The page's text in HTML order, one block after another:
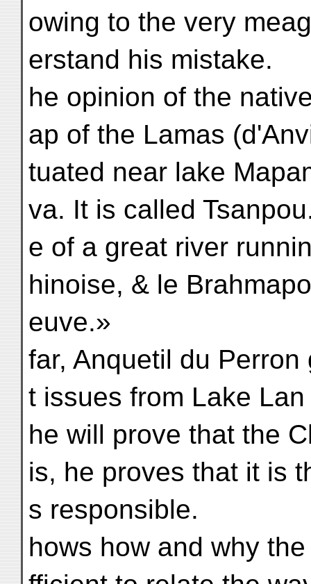
owing to the very
erstand his mistake.
he opinion of the
ap of the Lamas
tuated near lake
va. It is called
e of a great river
hinoise, & le
euve.»
far, Anquetil du Perron
t issues from Lake Lan
he will prove that the
is, he proves that it is
s responsible.
hows how and why